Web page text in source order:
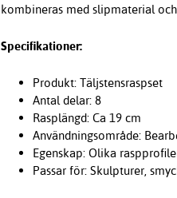
kombineras med slipmaterial
Specifikationer:
Produkt: Täljstensraspset
Antal delar: 8
Rasplängd: Ca 19 cm
Användningsområde:
Egenskap: Olika
Passar för: Skulpturer,